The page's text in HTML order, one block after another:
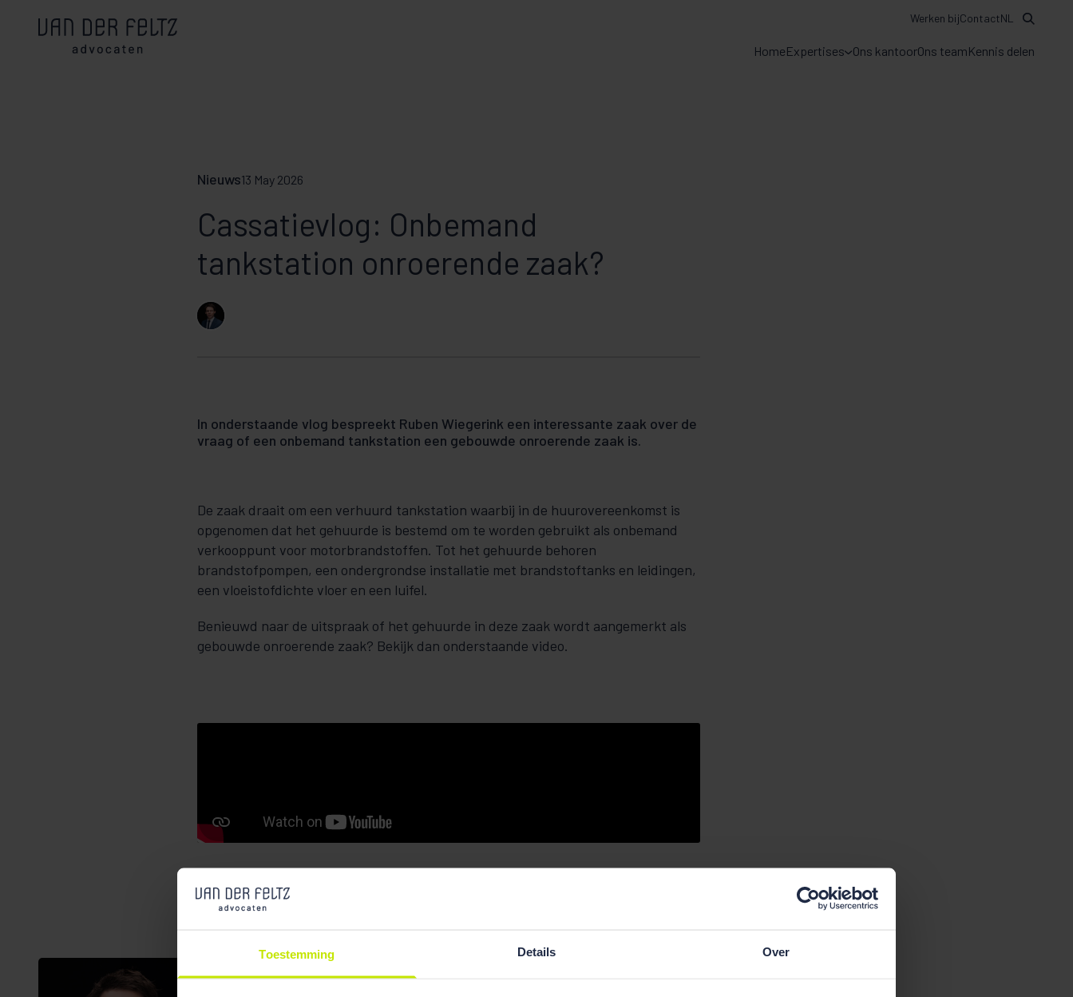
Toestemming Details Over
HomeExpertises Ons kantoorOns teamKennis delen
Werken bijContactNL
Nieuws13 May 2026
Cassatievlog: Onbemand
tankstation onroerende zaak?
In onderstaande vlog bespreekt Ruben Wiegerink een interessante zaak over de
vraag of een onbemand tankstation een gebouwde onroerende zaak is.
De zaak draait om een verhuurd tankstation waarbij in de huurovereenkomst is
opgenomen dat het gehuurde is bestemd om te worden gebruikt als onbemand
verkooppunt voor motorbrandstoffen. Tot het gehuurde behoren
brandstofpompen, een ondergrondse installatie met brandstoftanks en leidingen,
een vloeistofdichte vloer en een luifel.
Benieuwd naar de uitspraak of het gehuurde in deze zaak wordt aangemerkt als
gebouwde onroerende zaak? Bekijk dan onderstaande video.